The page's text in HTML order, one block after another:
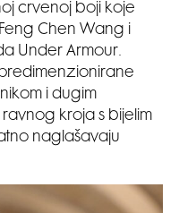
crvenoj boji koje
Chen Wang i
Under Armour.
i dugim
kroja s bijelim
naglašavaju